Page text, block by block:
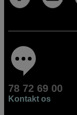
78 72 69 00
Kontakt os